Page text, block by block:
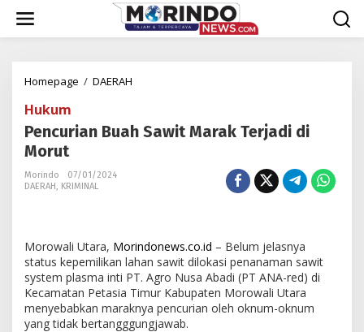
konten
Homepage / DAERAH
Marak
Terjadi
Hukum
Pencurian Buah Sawit Marak Terjadi di
Morut
Morindo
07/01/2024
DAERAH, KRIMINAL
Morowali Utara, Morindonews.co.id – Belum jelasnya
status kepemilikan lahan sawit dilokasi penanaman sawit
system plasma inti PT. Agro Nusa Abadi (PT ANA-red) di
Kecamatan Petasia Timur Kabupaten Morowali Utara
menyebabkan maraknya pencurian oleh oknum-oknum
yang tidak bertangggungjawab.